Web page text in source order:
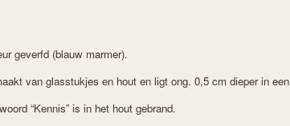
geverfd (blauw marmer).
van glasstukjes en hout en ligt ong. 0,5 cm dieper in een
“Kennis” is in het hout gebrand.